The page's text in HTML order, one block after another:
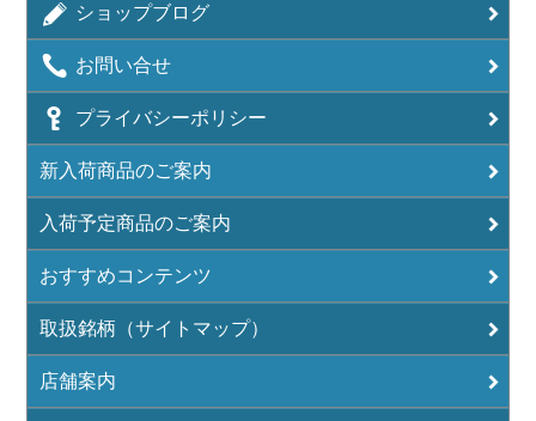
ショップブログ
お問い合せ
プライバシーポリシー
新入荷商品のご案内
入荷予定商品のご案内
おすすめコンテンツ
取扱銘柄（サイトマップ）
店舗案内